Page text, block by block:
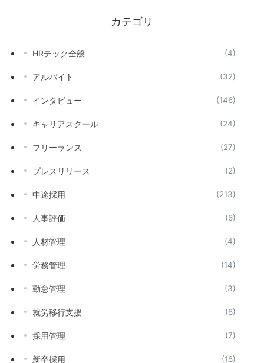
カテゴリ
HRテック全般 (4)
アルバイト (32)
インタビュー (146)
キャリアスクール (24)
フリーランス (27)
プレスリリース (2)
中途採用 (213)
人事評価 (6)
人材管理 (4)
労務管理 (14)
勤怠管理 (3)
就労移行支援 (8)
採用管理 (7)
新卒採用 (18)